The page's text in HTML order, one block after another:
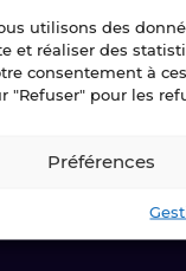
utilisons des
et réaliser des
consentement à
"Refuser" pour les
Préférences
Epicerie 17-Charente-
bail/Pas de porte 17-